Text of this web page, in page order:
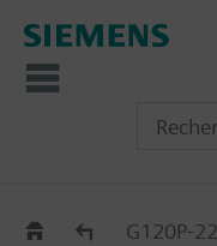
G120P..2AG120P-